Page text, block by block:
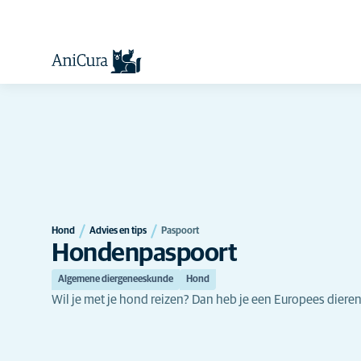
Hond Advies en tips Paspoort
Hondenpaspoort
Algemene diergeneeskunde Hond
Wil je met je hond reizen? Dan heb je een Europees